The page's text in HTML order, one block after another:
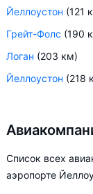
Йеллоустон (121
Грейт-Фолс (190
Логан (203 км)
Йеллоустон (218
Список всех
аэропорте